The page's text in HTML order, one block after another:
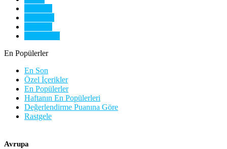
En Popülerler
En Son
Özel İçerikler
En Popülerler
Haftanın En Popülerleri
Değerlendirme Puanına Göre
Rastgele
Avrupa